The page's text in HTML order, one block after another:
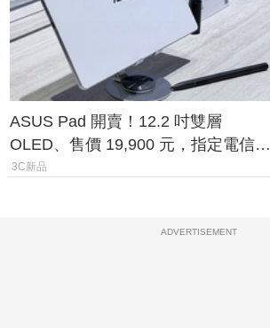
ASUS Pad 開賣！12.2 吋雙層
OLED、售價 19,900 元，指定電信資
費最低 0 元入手
3C新品
ADVERTISEMENT